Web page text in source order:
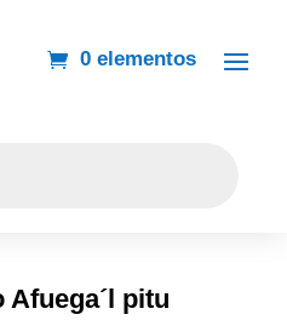
0 elementos
pitu